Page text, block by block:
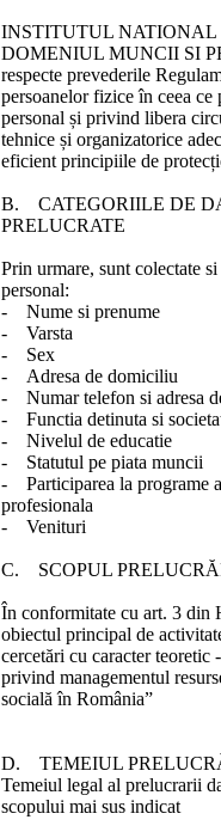
INSTITUTUL NATIONAL
DOMENIUL MUNCII SI
respecte prevederile
persoanelor fizice în ceea ce
personal și privind libera
tehnice și organizatorice
eficient principiile de
B. CATEGORIILE DE
PRELUCRATE
Prin urmare, sunt colectate
personal:
- Nume si prenume
- Varsta
- Sex
- Adresa de domiciliu
- Numar telefon si adresa
- Functia detinuta si
- Nivelul de educatie
- Statutul pe piata muncii
- Participarea la programe
profesionala
- Venituri
C. SCOPUL
În conformitate cu art. 3 din
obiectul principal de
cercetări cu caracter
privind managementul
socială în România”
D. TEMEIUL
Temeiul legal al prelucrarii
scopului mai sus indicat